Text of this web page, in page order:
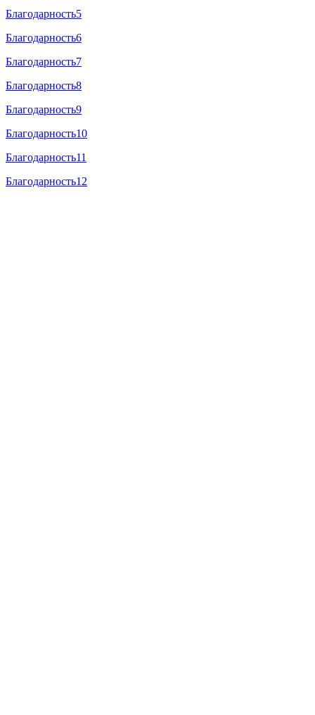
Благодарность5
Благодарность6
Благодарность7
Благодарность8
Благодарность9
Благодарность10
Благодарность11
Благодарность12